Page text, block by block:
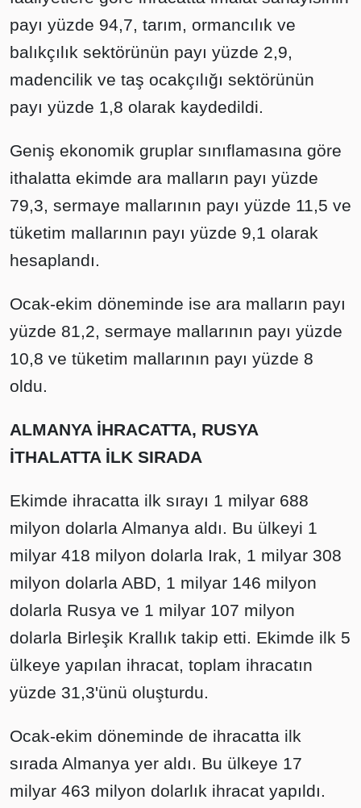
payı yüzde 94,7, tarım, ormancılık ve
balıkçılık sektörünün payı yüzde 2,9,
madencilik ve taş ocakçılığı sektörünün
payı yüzde 1,8 olarak kaydedildi.
Geniş ekonomik gruplar sınıflamasına göre
ithalatta ekimde ara malların payı yüzde
79,3, sermaye mallarının payı yüzde 11,5 ve
tüketim mallarının payı yüzde 9,1 olarak
hesaplandı.
Ocak-ekim döneminde ise ara malların payı
yüzde 81,2, sermaye mallarının payı yüzde
10,8 ve tüketim mallarının payı yüzde 8
oldu.
ALMANYA İHRACATTA, RUSYA
İTHALATTA İLK SIRADA
Ekimde ihracatta ilk sırayı 1 milyar 688
milyon dolarla Almanya aldı. Bu ülkeyi 1
milyar 418 milyon dolarla Irak, 1 milyar 308
milyon dolarla ABD, 1 milyar 146 milyon
dolarla Rusya ve 1 milyar 107 milyon
dolarla Birleşik Krallık takip etti. Ekimde ilk 5
ülkeye yapılan ihracat, toplam ihracatın
yüzde 31,3'ünü oluşturdu.
Ocak-ekim döneminde de ihracatta ilk
sırada Almanya yer aldı. Bu ülkeye 17
milyar 463 milyon dolarlık ihracat yapıldı.